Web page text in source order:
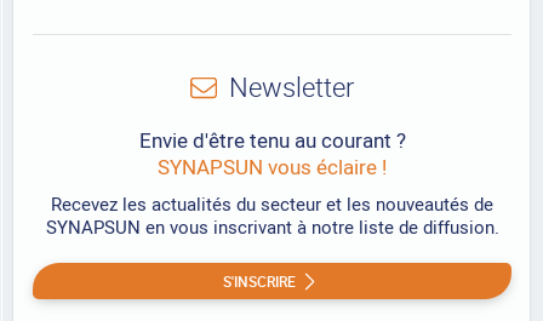
Newsletter
Envie d'être tenu au courant ?
SYNAPSUN vous éclaire !
Recevez les actualités du secteur et les nouveautés de
SYNAPSUN en vous inscrivant à notre liste de diffusion.
S'INSCRIRE